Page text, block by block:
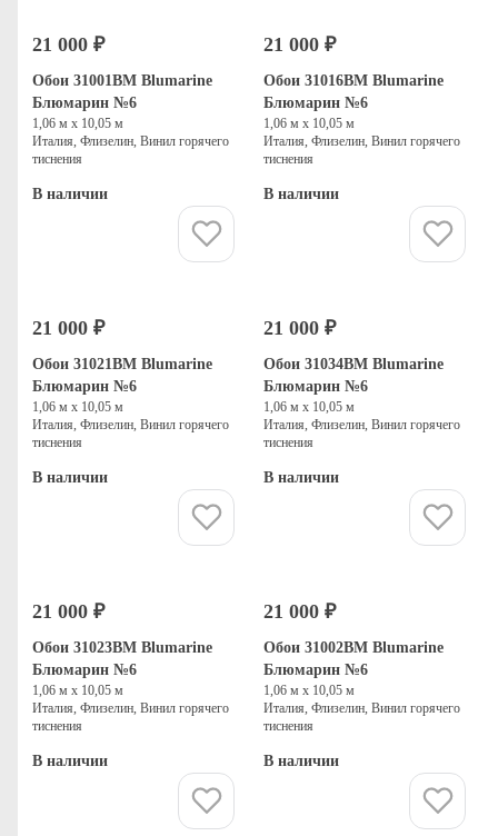
21 000 ₽
Обои 31001BM Blumarine
Блюмарин №6
1,06 м х 10,05 м
Италия, Флизелин, Винил горячего
тиснения
В наличии
21 000 ₽
Обои 31016BM Blumarine
Блюмарин №6
1,06 м х 10,05 м
Италия, Флизелин, Винил горячего
тиснения
В наличии
21 000 ₽
Обои 31021BM Blumarine
Блюмарин №6
1,06 м х 10,05 м
Италия, Флизелин, Винил горячего
тиснения
В наличии
21 000 ₽
Обои 31034BM Blumarine
Блюмарин №6
1,06 м х 10,05 м
Италия, Флизелин, Винил горячего
тиснения
В наличии
21 000 ₽
Обои 31023BM Blumarine
Блюмарин №6
1,06 м х 10,05 м
Италия, Флизелин, Винил горячего
тиснения
В наличии
21 000 ₽
Обои 31002BM Blumarine
Блюмарин №6
1,06 м х 10,05 м
Италия, Флизелин, Винил горячего
тиснения
В наличии